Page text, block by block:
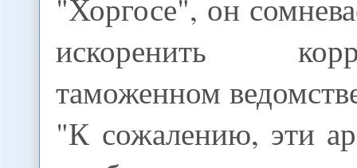
"Хоргосе", он
искоренить
таможенном
"К сожалению, эти